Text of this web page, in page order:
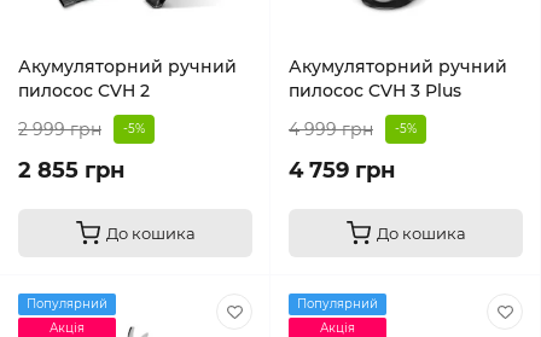
Акумуляторний ручний
пилосос CVH 2
2 999 грн
-5%
2 855 грн
До кошика
Акумуляторний ручний
пилосос CVH 3 Plus
4 999 грн
-5%
4 759 грн
До кошика
Популярний
Акція
Популярний
Акція